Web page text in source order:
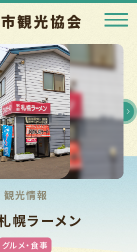
観光情報
幌ラーメン
グルメ・食事